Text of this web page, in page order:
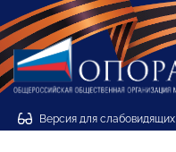
Версия для слабовидящих